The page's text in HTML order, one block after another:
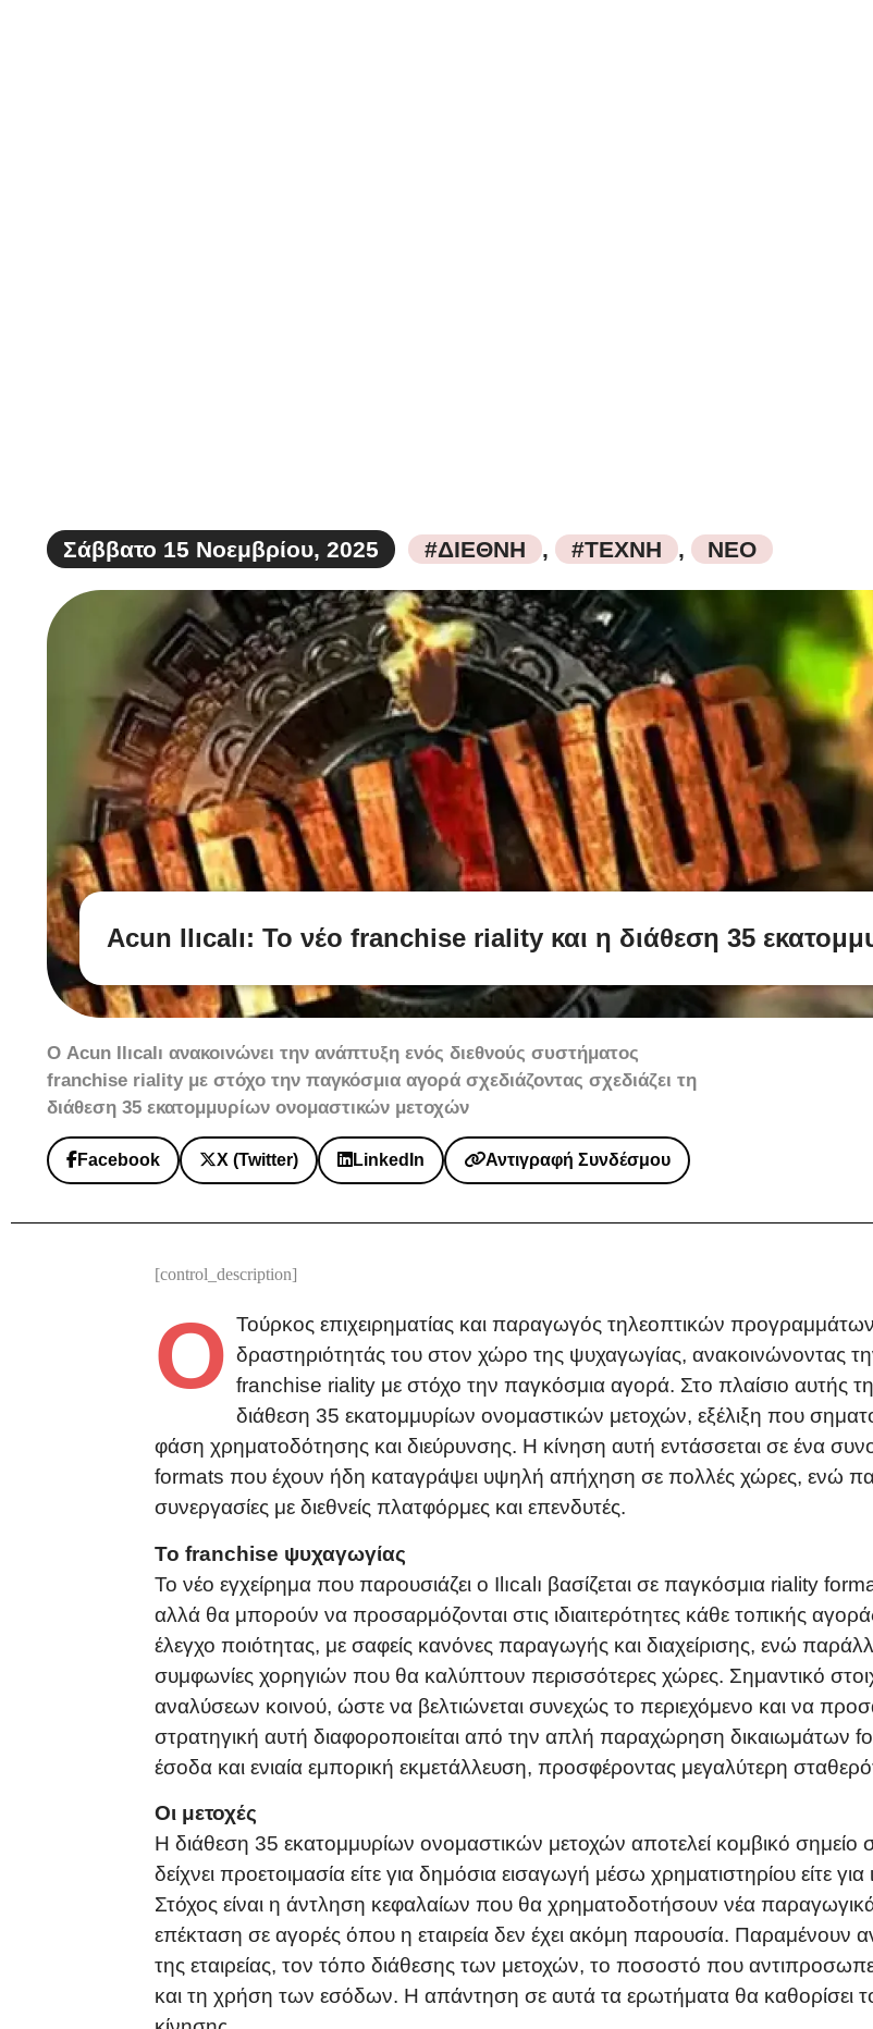
Σάββατο 15 Νοεμβρίου, 2025 #ΔΙΕΘΝΗ , #ΤΕΧΝΗ , ΝΕΟ
Acun Ilıcalı: Το νέο franchise riality και η διάθεση 35
Ο Acun Ilıcalı ανακοινώνει την ανάπτυξη ενός διεθνούς συστήματος
franchise riality με στόχο την παγκόσμια αγορά σχεδιάζοντας σχεδιάζει τη
διάθεση 35 εκατομμυρίων ονομαστικών μετοχών
Facebook X (Twitter) LinkedIn Αντιγραφή Συνδέσμου
[control_description]
Ο Τούρκος επιχειρηματίας και παραγωγός τηλεοπτικών
δραστηριότητάς του στον χώρο της ψυχαγωγίας, ανακοινώνοντας
franchise riality με στόχο την παγκόσμια αγορά. Στο πλαίσιο αυτής
διάθεση 35 εκατομμυρίων ονομαστικών μετοχών, εξέλιξη που
φάση χρηματοδότησης και διεύρυνσης. Η κίνηση αυτή εντάσσεται σε ένα
formats που έχουν ήδη καταγράψει υψηλή απήχηση σε πολλές χώρες, ενώ
συνεργασίες με διεθνείς πλατφόρμες και επενδυτές.
Το franchise ψυχαγωγίας
Το νέο εγχείρημα που παρουσιάζει ο Ilıcalı βασίζεται σε παγκόσμια riality
αλλά θα μπορούν να προσαρμόζονται στις ιδιαιτερότητες κάθε τοπικής
έλεγχο ποιότητας, με σαφείς κανόνες παραγωγής και διαχείρισης, ενώ
συμφωνίες χορηγιών που θα καλύπτουν περισσότερες χώρες. Σημαντικό
αναλύσεων κοινού, ώστε να βελτιώνεται συνεχώς το περιεχόμενο και να
στρατηγική αυτή διαφοροποιείται από την απλή παραχώρηση δικαιωμάτων
έσοδα και ενιαία εμπορική εκμετάλλευση, προσφέροντας μεγαλύτερη
Οι μετοχές
Η διάθεση 35 εκατομμυρίων ονομαστικών μετοχών αποτελεί κομβικό σημείο
δείχνει προετοιμασία είτε για δημόσια εισαγωγή μέσω χρηματιστηρίου είτε
Στόχος είναι η άντληση κεφαλαίων που θα χρηματοδοτήσουν νέα παραγωγικά
επέκταση σε αγορές όπου η εταιρεία δεν έχει ακόμη παρουσία. Παραμένουν
της εταιρείας, τον τόπο διάθεσης των μετοχών, το ποσοστό που
και τη χρήση των εσόδων. Η απάντηση σε αυτά τα ερωτήματα θα καθορίσει